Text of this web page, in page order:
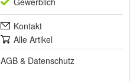
Kontakt
Alle Artikel
AGB & Datenschutz